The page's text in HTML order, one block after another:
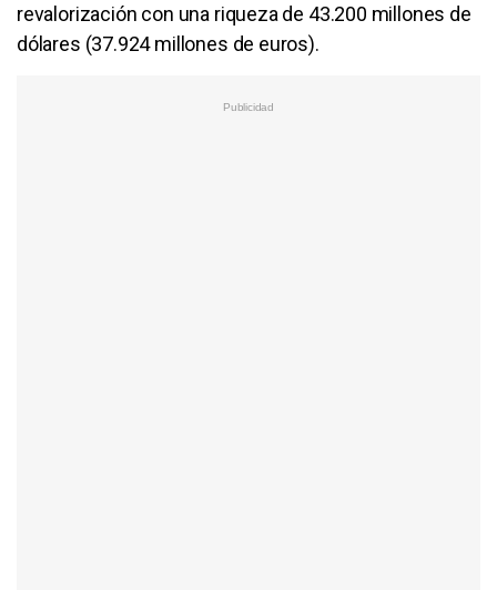
revalorización con una riqueza de 43.200 millones de
dólares (37.924 millones de euros).